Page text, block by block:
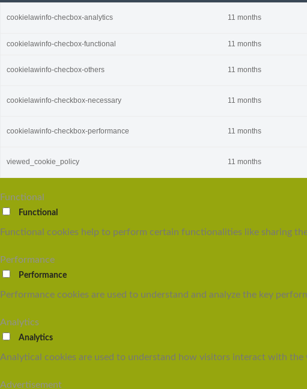
cookielawinfo-checbox-analytics 11 months
cookielawinfo-checbox-functional 11 months
cookielawinfo-checbox-others 11 months
cookielawinfo-checkbox-necessary 11 months
cookielawinfo-checkbox-performance 11 months
viewed_cookie_policy 11 months
Functional
Functional
Functional cookies help to perform certain functionalities like sharing
Performance
Performance
Performance cookies are used to understand and analyze the key
Analytics
Analytics
Analytical cookies are used to understand how visitors interact with
Advertisement